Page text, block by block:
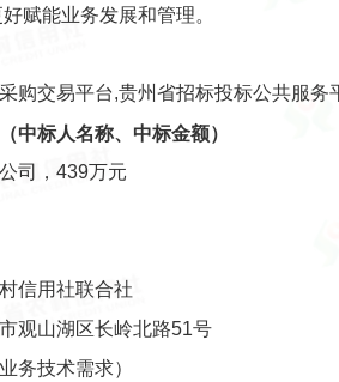
赋能业务发展和管理。
购交易平台,贵州省招标投标公共服
中标人名称、中标金额）
司，439万元
信用社联合社
观山湖区长岭北路51号
务技术需求）